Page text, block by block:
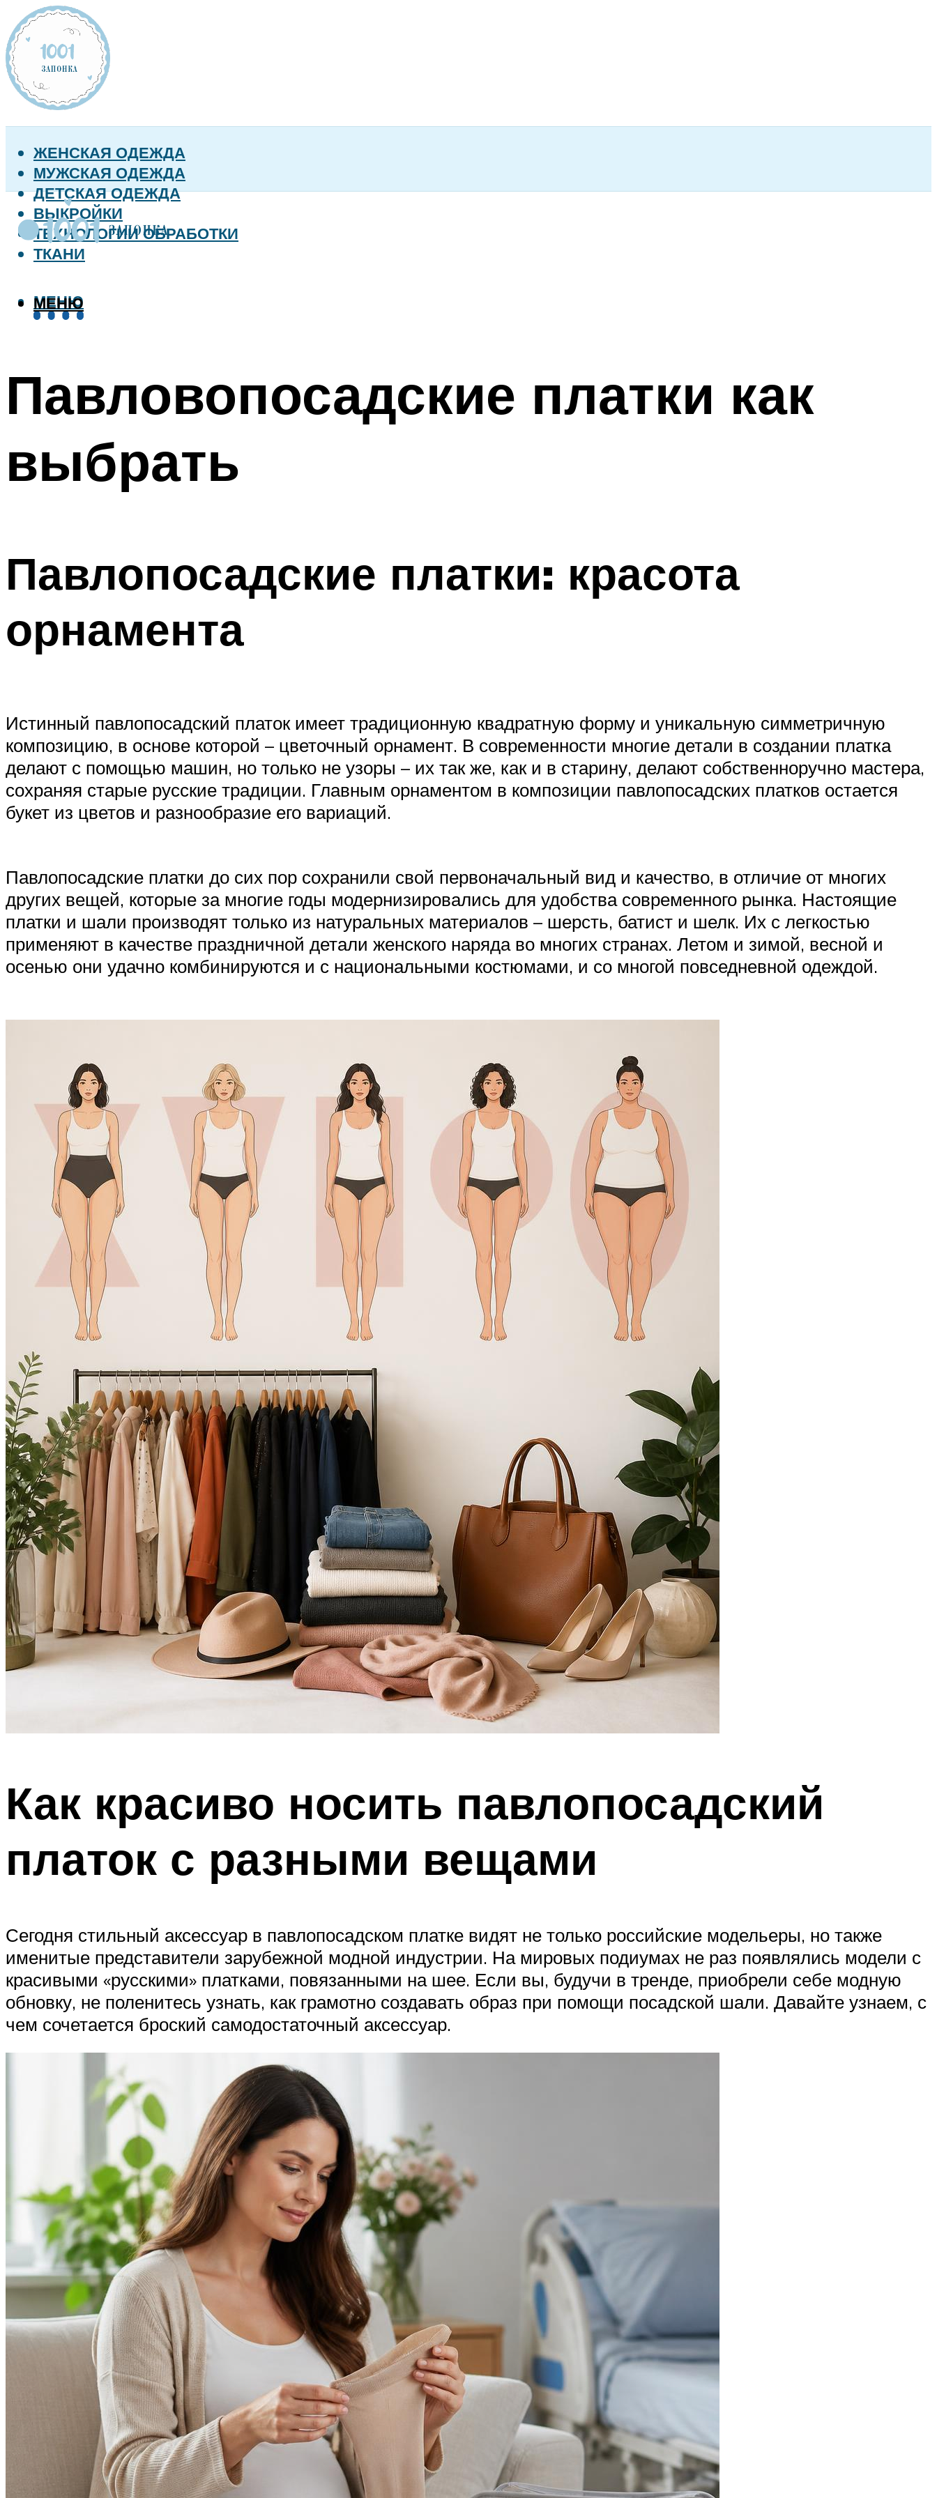
ЖЕНСКАЯ ОДЕЖДА
МУЖСКАЯ ОДЕЖДА
ДЕТСКАЯ ОДЕЖДА
ВЫКРОЙКИ
ТЕХНОЛОГИИ ОБРАБОТКИ
ТКАНИ
МЕНЮ
МЕНЮ
Павловопосадские платки как
выбрать
Павлопосадские платки: красота
орнамента
Истинный павлопосадский платок имеет традиционную квадратную форму и уникальную симметричную
композицию, в основе которой – цветочный орнамент. В современности многие детали в создании платка
делают с помощью машин, но только не узоры – их так же, как и в старину, делают собственноручно мастера,
сохраняя старые русские традиции. Главным орнаментом в композиции павлопосадских платков остается
букет из цветов и разнообразие его вариаций.
Павлопосадские платки до сих пор сохранили свой первоначальный вид и качество, в отличие от многих
других вещей, которые за многие годы модернизировались для удобства современного рынка. Настоящие
платки и шали производят только из натуральных материалов – шерсть, батист и шелк. Их с легкостью
применяют в качестве праздничной детали женского наряда во многих странах. Летом и зимой, весной и
осенью они удачно комбинируются и с национальными костюмами, и со многой повседневной одеждой.
Как красиво носить павлопосадский
платок с разными вещами
Сегодня стильный аксессуар в павлопосадском платке видят не только российские модельеры, но также
именитые представители зарубежной модной индустрии. На мировых подиумах не раз появлялись модели с
красивыми «русскими» платками, повязанными на шее. Если вы, будучи в тренде, приобрели себе модную
обновку, не поленитесь узнать, как грамотно создавать образ при помощи посадской шали. Давайте узнаем, с
чем сочетается броский самодостаточный аксессуар.